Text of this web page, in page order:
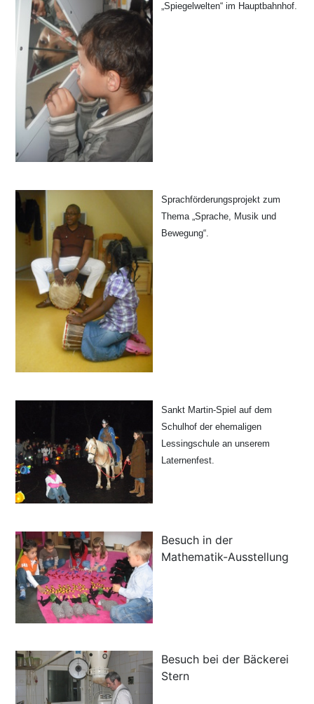
„Spiegelwelten“ im Hauptbahnhof.
Sprachförderungsprojekt zum
Thema „Sprache, Musik und
Bewegung“.
Sankt Martin-Spiel auf dem
Schulhof der ehemaligen
Lessingschule an unserem
Laternenfest.
Besuch in der
Mathematik-Ausstellung
Besuch bei der Bäckerei
Stern